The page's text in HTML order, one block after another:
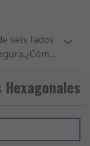
seis lados
tuercas